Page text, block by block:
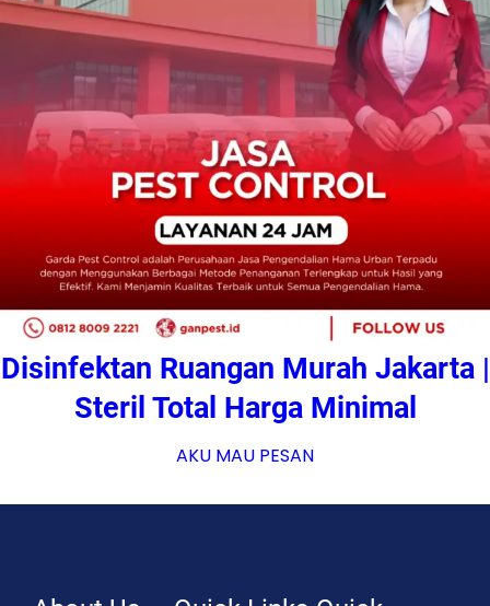
Disinfektan Ruangan Murah Jakarta |
Steril Total Harga Minimal
AKU MAU PESAN